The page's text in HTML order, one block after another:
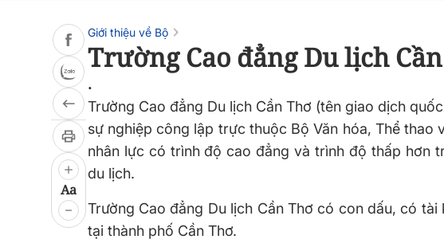
Aa
Giới thiệu về Bộ
Trường Cao đẳng Du lịch
.
Trường Cao đẳng Du lịch Cần Thơ (tên giao dịch
sự nghiệp công lập trực thuộc Bộ Văn hóa, Thể
nhân lực có trình độ cao đẳng và trình độ thấp hơn
du lịch.
Trường Cao đẳng Du lịch Cần Thơ có con dấu, có
tại thành phố Cần Thơ.